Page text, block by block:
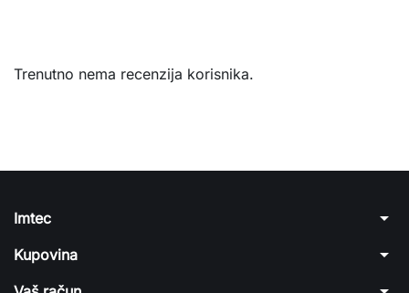
Trenutno nema recenzija korisnika.
Imtec arrow_drop_down
Kupovina arrow_drop_down